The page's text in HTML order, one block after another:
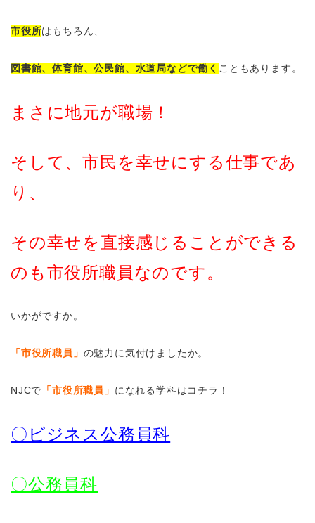
市役所はもちろん、
図書館、体育館、公民館、水道局などで働く こともあります。
まさに地元が職場！
そして、市民を幸せにする仕事であ
り、
その幸せを直接感じることができる
のも市役所職員なのです。
いかがですか。
「市役所職員」 の魅力に気付けましたか。
NJCで 「市役所職員」 になれる学科はコチラ！
〇ビジネス公務員科
〇公務員科